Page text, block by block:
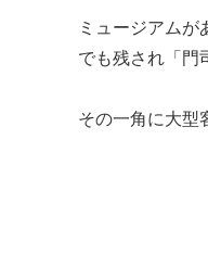
ミュージアム
でも残され「門
その一角に大型